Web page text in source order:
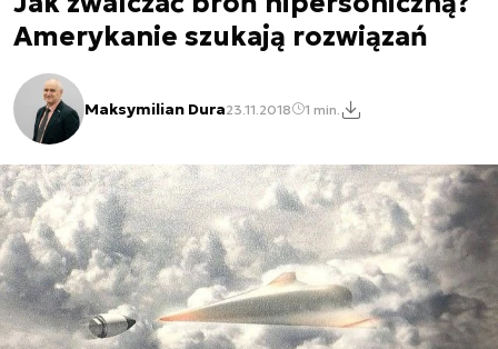
Amerykanie szukają rozwiązań
Maksymilian Dura23.11.2018 1 min.